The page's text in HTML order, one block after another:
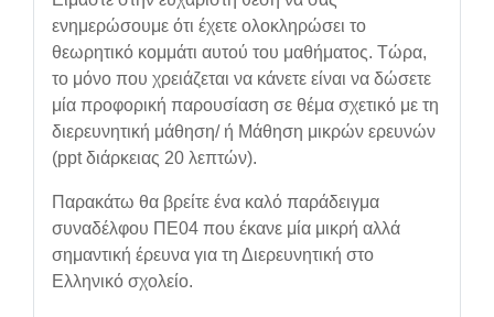
ενημερώσουμε ότι έχετε ολοκληρώσει το
θεωρητικό κομμάτι αυτού του μαθήματος. Τώρα,
το μόνο που χρειάζεται να κάνετε είναι να δώσετε
μία προφορική παρουσίαση σε θέμα σχετικό με τη
διερευνητική μάθηση/ ή Μάθηση μικρών ερευνών
(pptδιάρκειας 20 λεπτών).
Παρακάτω θα βρείτε ένα καλό παράδειγμα
συναδέλφου ΠΕ04 που έκανε μία μικρή αλλά
σημαντική έρευνα για τη Διερευνητική στο
Ελληνικό σχολείο.